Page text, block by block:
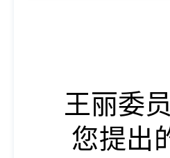
王丽委员
您提出